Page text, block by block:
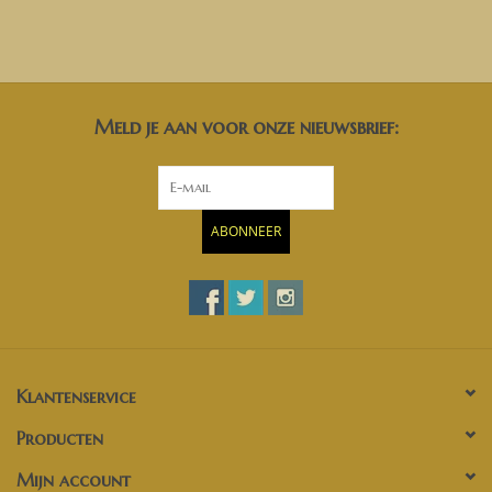
Meld je aan voor onze nieuwsbrief:
ABONNEER
Klantenservice
Producten
Mijn account